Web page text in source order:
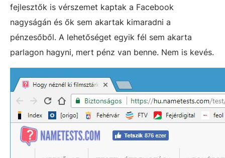
fejlesztők is vérszemet kaptak a Facebook
nagyságán és ők sem akartak kimaradni a
pénzesőből. A lehetőséget egyik fél sem akarta
parlagon hagyni, mert pénz van benne. Nem is kevés.